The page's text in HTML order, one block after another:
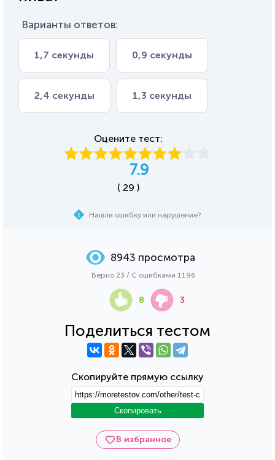
Варианты ответов:
1,7 секунды 0,9 секунды
2,4 секунды 1,3 секунды
Оцените тест:
7.9
( 29 )
Нашли ошибку или нарушение?
В избранное
Поделиться тестом
Скопируйте прямую ссылку
Скопировать
8943 просмотра
Верно 23 / С ошибками 1196
8 3